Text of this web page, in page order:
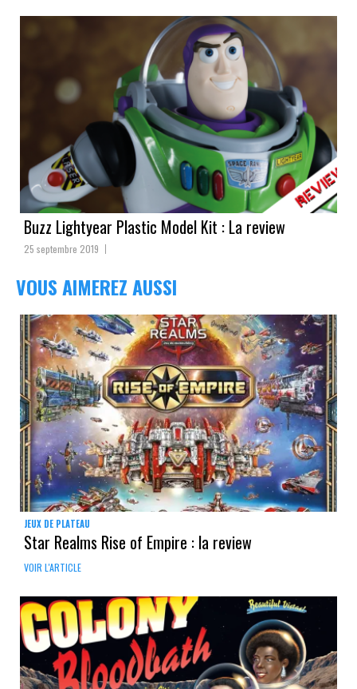
Buzz Lightyear Plastic Model Kit : La review
25 septembre 2019
VOUS AIMEREZ AUSSI
JEUX DE PLATEAU
Star Realms Rise of Empire : la review
VOIR L'ARTICLE